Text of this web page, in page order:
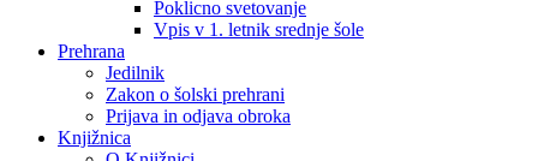
Poklicno svetovanje
Vpis v 1. letnik srednje šole
Prehrana
Jedilnik
Zakon o šolski prehrani
Prijava in odjava obroka
Knjižnica